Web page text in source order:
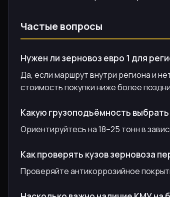
Частые вопросы
Нужен ли зерновоз евро 1 для
Да, если маршрут внутри региона и
стоимость покупки ниже более
Какую грузоподъёмность
Ориентируйтесь на 18–25 тонн в
Как проверять кузов зерновоза
Проверяйте антикоррозийное